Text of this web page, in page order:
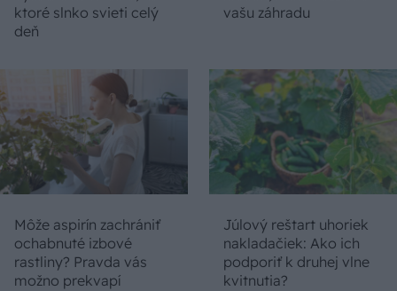
ktoré slnko svieti celý
deň
vašu záhradu
Môže aspirín zachrániť
ochabnuté izbové
rastliny? Pravda vás
možno prekvapí
Júlový reštart uhoriek
nakladačiek: Ako ich
podporiť k druhej vlne
kvitnutia?